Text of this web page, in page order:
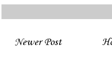
Newer Post